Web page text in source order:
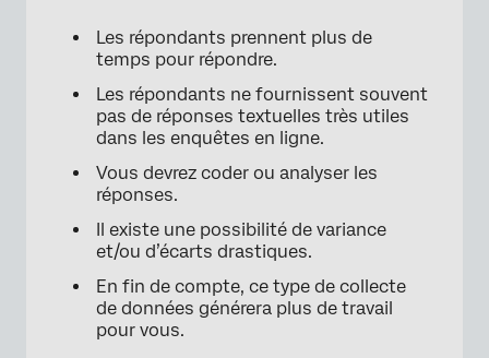
Les répondants prennent plus de
temps pour répondre.
Les répondants ne fournissent souvent
pas de réponses textuelles très utiles
dans les enquêtes en ligne.
Vous devrez coder ou analyser les
réponses.
Il existe une possibilité de variance
et/ou d’écarts drastiques.
En fin de compte, ce type de collecte
de données générera plus de travail
pour vous.